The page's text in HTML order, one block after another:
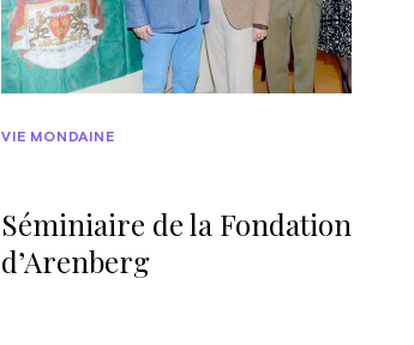
Séminiaire de la Fondation
d’Arenberg
VIE MONDAINE